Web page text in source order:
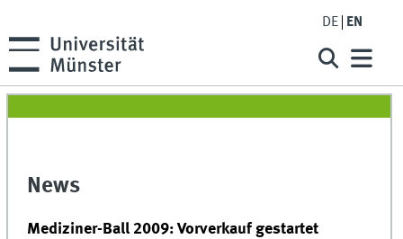
DE EN
News
Mediziner-Ball 2009: Vorverkauf gestartet